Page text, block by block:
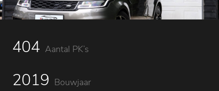
404 Aantal PK’s
2019 Bouwjaar